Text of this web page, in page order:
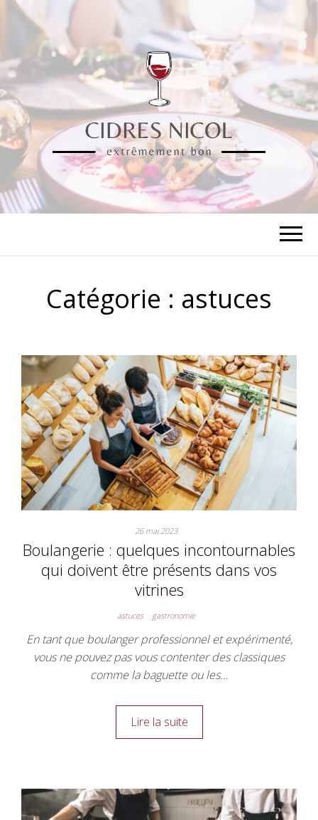
CIDRES NICOL
Catégorie : astuces
26 mai 2023
Boulangerie : quelques incontournables
qui doivent être présents dans vos
vitrines
astuces gastronomie
En tant que boulanger professionnel et expérimenté,
vous ne pouvez pas vous contenter des classiques
comme la baguette ou les…
Lire la suite